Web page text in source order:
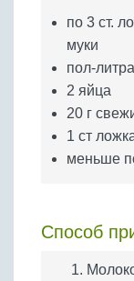
Крупы
по 3 ст.
муки
пол-
2 яйца
20 г
1 ст
меньше
Способ